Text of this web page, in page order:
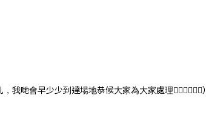
哋會早少少到達場地恭候大家為大家處理🙇🏻‍♀️🙇🏻‍♀️）